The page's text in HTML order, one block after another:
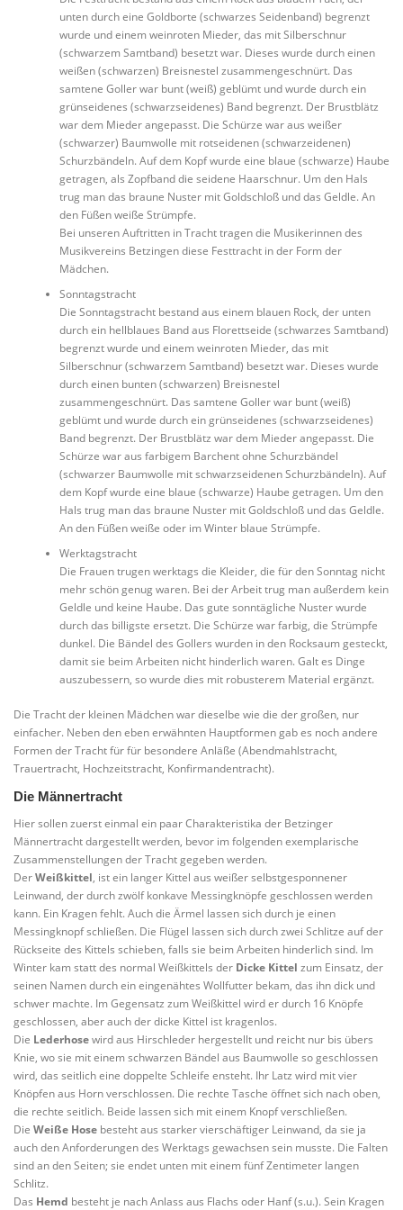
unten durch eine Goldborte (schwarzes Seidenband) begrenzt
wurde und einem weinroten Mieder, das mit Silberschnur
(schwarzem Samtband) besetzt war. Dieses wurde durch einen
weißen (schwarzen) Breisnestel zusammengeschnürt. Das
samtene Goller war bunt (weiß) geblümt und wurde durch ein
grünseidenes (schwarzseidenes) Band begrenzt. Der Brustblätz
war dem Mieder angepasst. Die Schürze war aus weißer
(schwarzer) Baumwolle mit rotseidenen (schwarzeidenen)
Schurzbändeln. Auf dem Kopf wurde eine blaue (schwarze) Haube
getragen, als Zopfband die seidene Haarschnur. Um den Hals
trug man das braune Nuster mit Goldschloß und das Geldle. An
den Füßen weiße Strümpfe.
Bei unseren Auftritten in Tracht tragen die Musikerinnen des
Musikvereins Betzingen diese Festtracht in der Form der
Mädchen.
Sonntagstracht
Die Sonntagstracht bestand aus einem blauen Rock, der unten
durch ein hellblaues Band aus Florettseide (schwarzes Samtband)
begrenzt wurde und einem weinroten Mieder, das mit
Silberschnur (schwarzem Samtband) besetzt war. Dieses wurde
durch einen bunten (schwarzen) Breisnestel
zusammengeschnürt. Das samtene Goller war bunt (weiß)
geblümt und wurde durch ein grünseidenes (schwarzseidenes)
Band begrenzt. Der Brustblätz war dem Mieder angepasst. Die
Schürze war aus farbigem Barchent ohne Schurzbändel
(schwarzer Baumwolle mit schwarzseidenen Schurzbändeln). Auf
dem Kopf wurde eine blaue (schwarze) Haube getragen. Um den
Hals trug man das braune Nuster mit Goldschloß und das Geldle.
An den Füßen weiße oder im Winter blaue Strümpfe.
Werktagstracht
Die Frauen trugen werktags die Kleider, die für den Sonntag nicht
mehr schön genug waren. Bei der Arbeit trug man außerdem kein
Geldle und keine Haube. Das gute sonntägliche Nuster wurde
durch das billigste ersetzt. Die Schürze war farbig, die Strümpfe
dunkel. Die Bändel des Gollers wurden in den Rocksaum gesteckt,
damit sie beim Arbeiten nicht hinderlich waren. Galt es Dinge
auszubessern, so wurde dies mit robusterem Material ergänzt.
Die Tracht der kleinen Mädchen war dieselbe wie die der großen, nur
einfacher. Neben den eben erwähnten Hauptformen gab es noch andere
Formen der Tracht für für besondere Anläße (Abendmahlstracht,
Trauertracht, Hochzeitstracht, Konfirmandentracht).
Die Männertracht
Hier sollen zuerst einmal ein paar Charakteristika der Betzinger
Männertracht dargestellt werden, bevor im folgenden exemplarische
Zusammenstellungen der Tracht gegeben werden.
DerWeißkittel, ist ein langer Kittel aus weißer selbstgesponnener
Leinwand, der durch zwölf konkave Messingknöpfe geschlossen werden
kann. Ein Kragen fehlt. Auch die Ärmel lassen sich durch je einen
Messingknopf schließen. Die Flügel lassen sich durch zwei Schlitze auf der
Rückseite des Kittels schieben, falls sie beim Arbeiten hinderlich sind. Im
Winter kam statt des normal Weißkittels der Dicke Kittel zum Einsatz, der
seinen Namen durch ein eingenähtes Wollfutter bekam, das ihn dick und
schwer machte. Im Gegensatz zum Weißkittel wird er durch 16 Knöpfe
geschlossen, aber auch der dicke Kittel ist kragenlos.
Die Lederhosewird aus Hirschleder hergestellt und reicht nur bis übers
Knie, wo sie mit einem schwarzen Bändel aus Baumwolle so geschlossen
wird, das seitlich eine doppelte Schleife ensteht. Ihr Latz wird mit vier
Knöpfen aus Horn verschlossen. Die rechte Tasche öffnet sich nach oben,
die rechte seitlich. Beide lassen sich mit einem Knopf verschließen.
Die Weiße Hose besteht aus starker vierschäftiger Leinwand, da sie ja
auch den Anforderungen des Werktags gewachsen sein musste. Die Falten
sind an den Seiten; sie endet unten mit einem fünf Zentimeter langen
Schlitz.
Das Hemd besteht je nach Anlass aus Flachs oder Hanf (s.u.). Sein Kragen